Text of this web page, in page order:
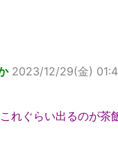
2023/12/29(金)
れぐらい出るのが茶